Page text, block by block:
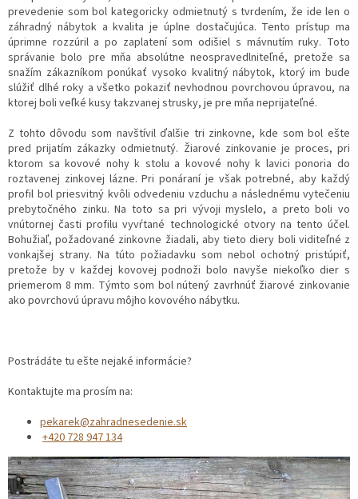
prevedenie som bol kategoricky odmietnutý s tvrdením, že ide len o
záhradný nábytok a kvalita je úplne dostačujúca. Tento prístup ma
úprimne rozzúril a po zaplatení som odišiel s mávnutím ruky. Toto
správanie bolo pre mňa absolútne neospravedlniteľné, pretože sa
snažím zákazníkom ponúkať vysoko kvalitný nábytok, ktorý im bude
slúžiť dlhé roky a všetko pokaziť nevhodnou povrchovou úpravou, na
ktorej boli veľké kusy takzvanej strusky, je pre mňa neprijateľné.
Z tohto dôvodu som navštívil ďalšie tri zinkovne, kde som bol ešte
pred prijatím zákazky odmietnutý. Žiarové zinkovanie je proces, pri
ktorom sa kovové nohy k stolu a kovové nohy k lavici ponoria do
roztavenej zinkovej lázne. Pri ponáraní je však potrebné, aby každý
profil bol priesvitný kvôli odvedeniu vzduchu a následnému vytečeniu
prebytočného zinku. Na toto sa pri vývoji myslelo, a preto boli vo
vnútornej časti profilu vyvŕtané technologické otvory na tento účel.
Bohužiaľ, požadované zinkovne žiadali, aby tieto diery boli viditeľné z
vonkajšej strany. Na túto požiadavku som nebol ochotný pristúpiť,
pretože by v každej kovovej podnoži bolo navyše niekoľko dier s
priemerom 8 mm. Týmto som bol nútený zavrhnúť žiarové zinkovanie
ako povrchovú úpravu môjho kovového nábytku.
Postrádáte tu ešte nejaké informácie?
Kontaktujte ma prosím na:
pekarek@zahradnesedenie.sk
+420 728 947 134